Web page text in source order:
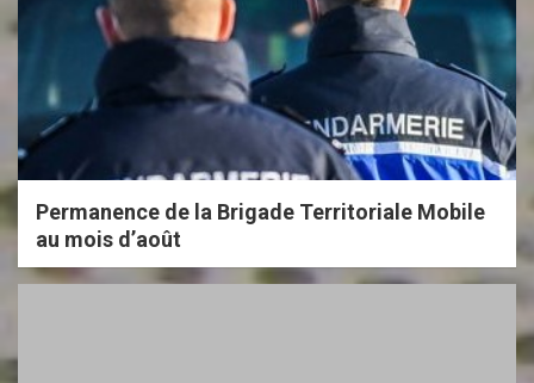
Permanence de la Brigade Territoriale Mobile
au mois d’août